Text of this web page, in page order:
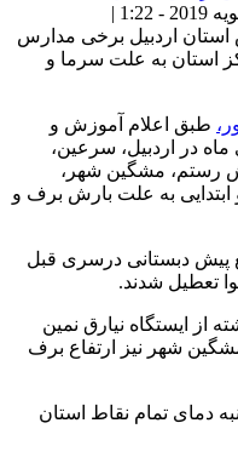
اردبیل برخی مدارس
استان به علت سرما و
طبق اعلام آموزش و
اردبیل روز شنبه ۲۹ دی ماه در اردبیل، سرعین،
رستم، مشگین شهر،
ابتدایی به علت بارش برف و
پیش دبستانی درسری قبل
تعطیل‌ شدند.
۲۴ ساعت گذشته از ایستگاه نیارق نمین
شهر نیز ارتفاع برف
دمای تمام نقاط استان